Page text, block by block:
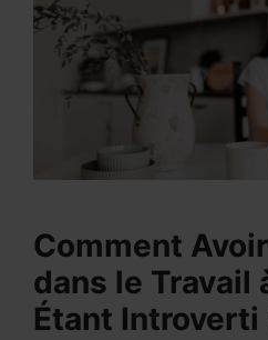
Comment
dans le Travail
Étant Introverti